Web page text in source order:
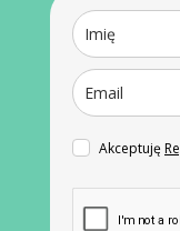
Akceptuję